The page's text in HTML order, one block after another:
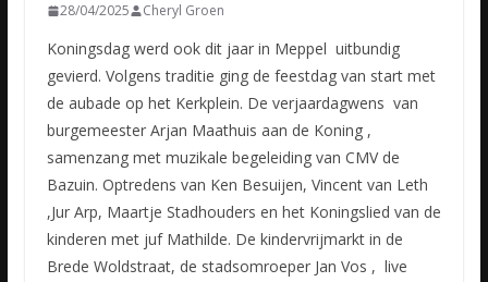
28/04/2025 Cheryl Groen
Koningsdag werd ook dit jaar in Meppel uitbundig
gevierd. Volgens traditie ging de feestdag van start met
de aubade op het Kerkplein. De verjaardagwens van
burgemeester Arjan Maathuis aan de Koning ,
samenzang met muzikale begeleiding van CMV de
Bazuin. Optredens van Ken Besuijen, Vincent van Leth
,Jur Arp, Maartje Stadhouders en het Koningslied van de
kinderen met juf Mathilde. De kindervrijmarkt in de
Brede Woldstraat, de stadsomroeper Jan Vos , live